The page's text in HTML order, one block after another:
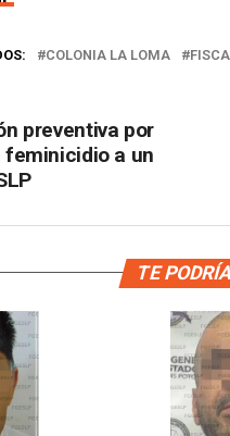
COLONIA LA LOMA
preventiva por
a un
TE